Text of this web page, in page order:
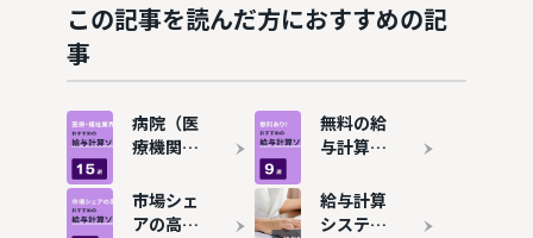
この記事を読んだ方におすすめの記
事
病院（医
療機関）
計算ソフ
トおすす
無料の給
与計算ソ
すめ9
選！機能
市場シェ
アの高い
給与計算
システム